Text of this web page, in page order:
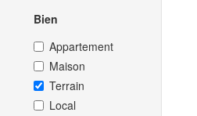
Bien
Appartement
Maison
Terrain
Local